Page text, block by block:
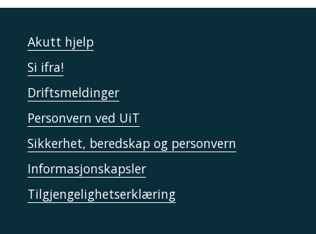
Akutt hjelp
Si ifra!
Driftsmeldinger
Personvern ved UiT
Sikkerhet, beredskap og personvern
Informasjonskapsler
Tilgjengelighetserklæring